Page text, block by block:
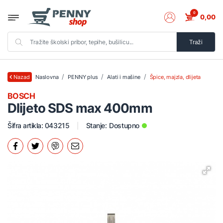
Traži
0 0,00
Nazad Naslovna PENNY plus Alati i mašine Špice, majzla, dlijeta
Dlijeto SDS max 400mm
BOSCH
Šifra artikla: 043215 Stanje: Dostupno